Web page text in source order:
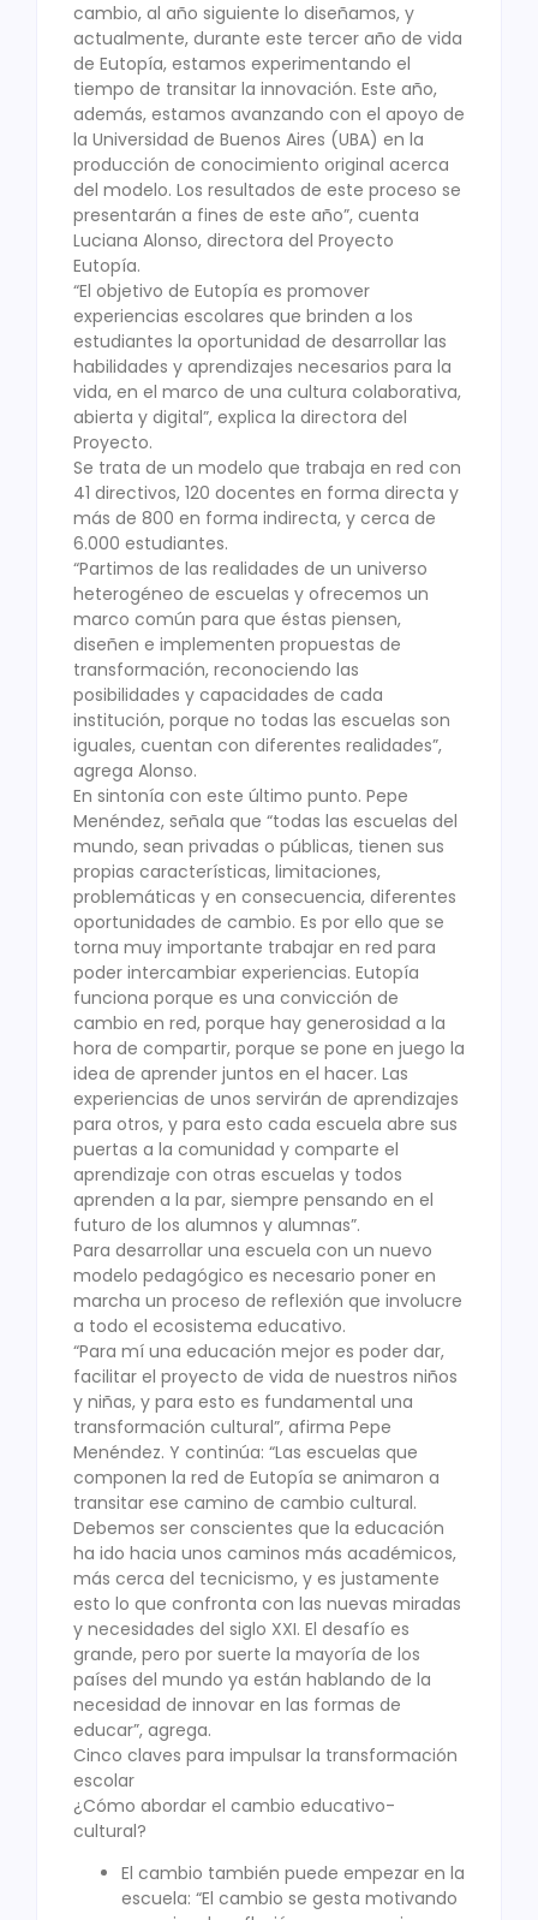
cambio, al año siguiente lo diseñamos, y
actualmente, durante este tercer año de vida
de Eutopía, estamos experimentando el
tiempo de transitar la innovación. Este año,
además, estamos avanzando con el apoyo de
la Universidad de Buenos Aires (UBA) en la
producción de conocimiento original acerca
del modelo. Los resultados de este proceso se
presentarán a fines de este año”, cuenta
Luciana Alonso, directora del Proyecto
Eutopía.
“El objetivo de Eutopía es promover
experiencias escolares que brinden a los
estudiantes la oportunidad de desarrollar las
habilidades y aprendizajes necesarios para la
vida, en el marco de una cultura colaborativa,
abierta y digital”, explica la directora del
Proyecto.
Se trata de un modelo que trabaja en red con
41 directivos, 120 docentes en forma directa y
más de 800 en forma indirecta, y cerca de
6.000 estudiantes.
“Partimos de las realidades de un universo
heterogéneo de escuelas y ofrecemos un
marco común para que éstas piensen,
diseñen e implementen propuestas de
transformación, reconociendo las
posibilidades y capacidades de cada
institución, porque no todas las escuelas son
iguales, cuentan con diferentes realidades”,
agrega Alonso.
En sintonía con este último punto. Pepe
Menéndez, señala que “todas las escuelas del
mundo, sean privadas o públicas, tienen sus
propias características, limitaciones,
problemáticas y en consecuencia, diferentes
oportunidades de cambio. Es por ello que se
torna muy importante trabajar en red para
poder intercambiar experiencias. Eutopía
funciona porque es una convicción de
cambio en red, porque hay generosidad a la
hora de compartir, porque se pone en juego la
idea de aprender juntos en el hacer. Las
experiencias de unos servirán de aprendizajes
para otros, y para esto cada escuela abre sus
puertas a la comunidad y comparte el
aprendizaje con otras escuelas y todos
aprenden a la par, siempre pensando en el
futuro de los alumnos y alumnas”.
Para desarrollar una escuela con un nuevo
modelo pedagógico es necesario poner en
marcha un proceso de reflexión que involucre
a todo el ecosistema educativo.
“Para mí una educación mejor es poder dar,
facilitar el proyecto de vida de nuestros niños
y niñas, y para esto es fundamental una
transformación cultural”, afirma Pepe
Menéndez. Y continúa: “Las escuelas que
componen la red de Eutopía se animaron a
transitar ese camino de cambio cultural.
Debemos ser conscientes que la educación
ha ido hacia unos caminos más académicos,
más cerca del tecnicismo, y es justamente
esto lo que confronta con las nuevas miradas
y necesidades del siglo XXI. El desafío es
grande, pero por suerte la mayoría de los
países del mundo ya están hablando de la
necesidad de innovar en las formas de
educar”, agrega.
Cinco claves para impulsar la transformación
escolar
¿Cómo abordar el cambio educativo-
cultural?
El cambio también puede empezar en la
escuela: “El cambio se gesta motivando